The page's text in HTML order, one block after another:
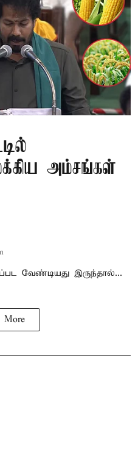
அம்சங்கள்
வேண்டியது இருந்தால்...
More